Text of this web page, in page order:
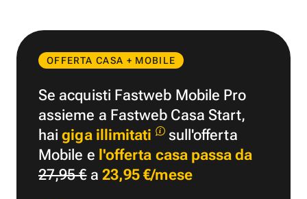
OFFERTA CASA + MOBILE
Se acquisti Fastweb Mobile Pro
assieme a Fastweb Casa Start,
haigiga illimitati
sull'offerta
Mobile e l'offerta casa passa da
27,95 €a 23,95 €/mese